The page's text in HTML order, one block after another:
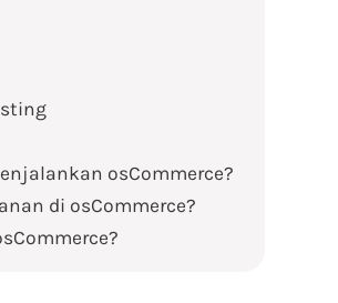
osCommerce?
di osCommerce?